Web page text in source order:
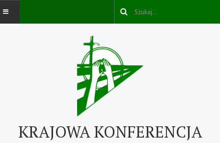
Kontakt
KRAJOWA KONFERENCJA